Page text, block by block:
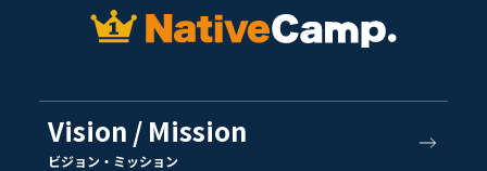
Vision / Mission
ビジョン・ミッション